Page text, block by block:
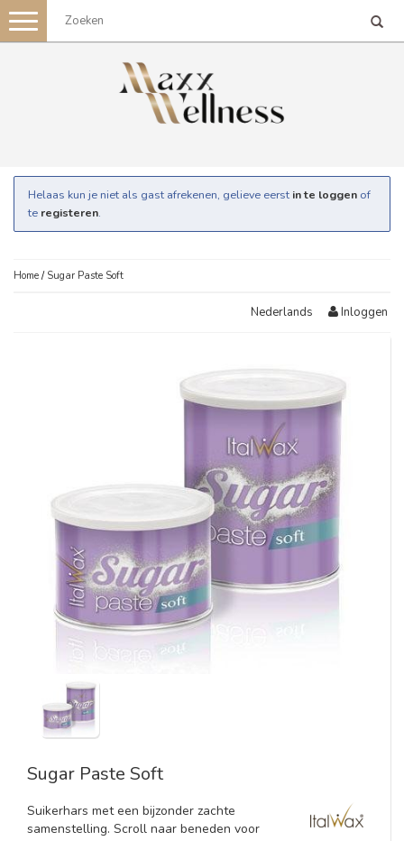
Toggle
navigation
Helaas kun je niet als gast afrekenen, gelieve eerst in te loggen of
te registeren.
Home / Sugar Paste Soft
Nederlands Inloggen
Sugar Paste Soft
Suikerhars met een bijzonder zachte
samenstelling. Scroll naar beneden voor